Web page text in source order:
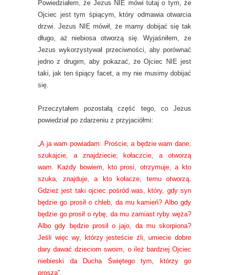
Powiedziałem, że Jezus NIE mówi tutaj o tym, że
Ojciec jest tym śpiącym, który odmawia otwarcia
drzwi. Jezus NIE mówił, że mamy dobijać się tak
długo, aż niebiosa otworzą się. Wyjaśniłem, że
Jezus wykorzystywał przeciwności, aby porównać
jedno z drugim, aby pokazać, że Ojciec NIE jest
taki, jak ten śpiący facet, a my nie musimy dobijać
się.
Przeczytałem pozostałą część tego, co Jezus
powiedział po zdarzeniu z przyjaciółmi:
„A ja wam powiadam: Proście, a będzie wam dane;
szukajcie, a znajdziecie; kołaczcie, a otworzą
wam. Każdy bowiem, kto prosi, otrzymuje, a kto
szuka, znajduje, a kto kołacze, temu otworzą.
Gdzież jest taki ojciec pośród was, który, gdy syn
będzie go prosił o chleb, da mu kamień? Albo gdy
będzie go prosił o rybę, da mu zamiast ryby węża?
Albo gdy będzie prosił o jajo, da mu skorpiona?
Jeśli więc wy, którzy jesteście źli, umiecie dobre
dary dawać dzieciom swoim, o ileż bardziej Ojciec
niebieski da Ducha Świętego tym, którzy go
proszą”.